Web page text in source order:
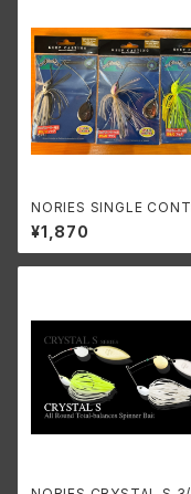
NORIES SINGLE
ノリーズ シングルコントロ
22g #5/0 (3/4oz)
¥1,870